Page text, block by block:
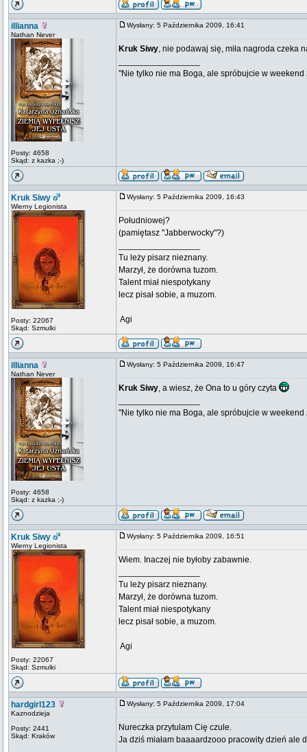
illianna
Nathan Never
Posty: 4658
Skąd: z kazka ;-)
Wysłany: 5 Października 2009, 16:41
Kruk Siwy, nie podawaj się, miła nagroda czeka
"Nie tylko nie ma Boga, ale spróbujcie w
Kruk Siwy
Wierny Legionista
Posty: 22067
Skąd: Szmulki
Wysłany: 5 Października 2009, 16:43
Południowej?
(pamiętasz "Jabberwocky"?)
Tu leży pisarz nieznany.
Marzył, że dorówna tuzom.
Talent miał niespotykany
lecz pisał sobie, a muzom.
 Agi
illianna
Nathan Never
Posty: 4658
Skąd: z kazka ;-)
Wysłany: 5 Października 2009, 16:47
Kruk Siwy, a wiesz, że Ona to u góry czyta
"Nie tylko nie ma Boga, ale spróbujcie w
Kruk Siwy
Wierny Legionista
Posty: 22067
Skąd: Szmulki
Wysłany: 5 Października 2009, 16:51
Wiem. Inaczej nie byłoby zabawnie.
Tu leży pisarz nieznany.
Marzył, że dorówna tuzom.
Talent miał niespotykany
lecz pisał sobie, a muzom.
 Agi
hardgirl123
Kaznodzieja
Posty: 2441
Skąd: Kraków
Wysłany: 5 Października 2009, 17:04
Nureczka przytulam Cię czule.
Ja dziś miałam baaaardzooo pracowity dzień ale